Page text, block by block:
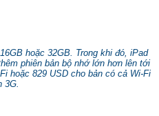
hoặc 32GB. Trong khi đó, iPad
phiên bản bộ nhớ lớn hơn lên tới
hoặc 829 USD cho bản có cả Wi-Fi
3G.